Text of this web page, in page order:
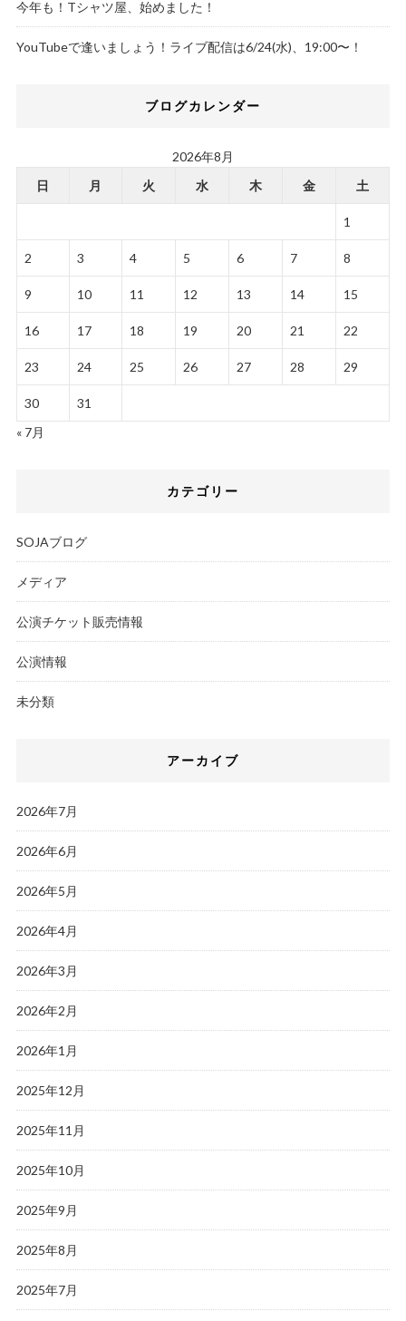
今年も！Tシャツ屋、始めました！
YouTubeで逢いましょう！ライブ配信は6/24(水)、19:00〜！
ブログカレンダー
2026年8月
日
月 火 水 木 金 土
1
2 3 4 5 6 7 8
9 10 11 12 13 14 15
16 17 18 19 20 21 22
23 24 25 26 27 28 29
30
31
« 7月
カテゴリー
SOJAブログ
メディア
公演チケット販売情報
公演情報
未分類
アーカイブ
2026年7月
2026年6月
2026年5月
2026年4月
2026年3月
2026年2月
2026年1月
2025年12月
2025年11月
2025年10月
2025年9月
2025年8月
2025年7月